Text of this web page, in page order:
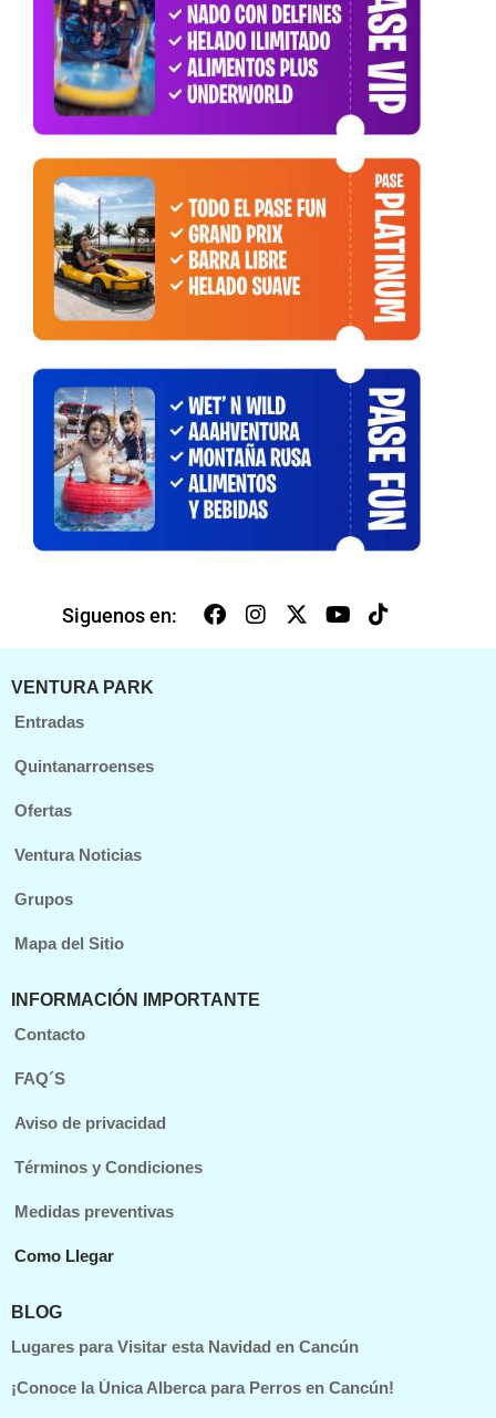
Siguenos en:
VENTURA PARK
Entradas
Quintanarroenses
Ofertas
Ventura Noticias
Grupos
Mapa del Sitio
INFORMACIÓN IMPORTANTE
Contacto
FAQ´S
Aviso de privacidad
Términos y Condiciones
Medidas preventivas
Como Llegar
BLOG
Lugares para Visitar esta Navidad en Cancún
¡Conoce la Única Alberca para Perros en Cancún!